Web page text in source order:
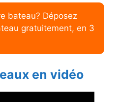
bateau? Déposez
gratuitement, en 3
en vidéo